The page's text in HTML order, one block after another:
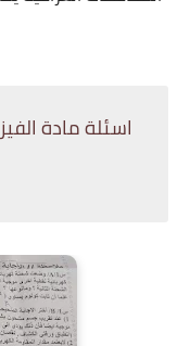
اسئلة مادة